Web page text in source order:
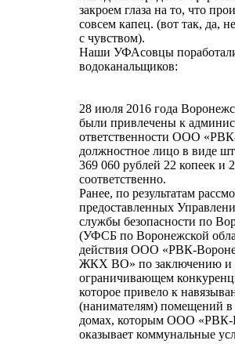
закроем глаза на то, что
совсем капец. (вот так, да,
с чувством).
Наши УФАсовцы
водоканальщиков:
28 июля 2016 года
были привлечены к
ответственности ООО
должностное лицо в виде
369 060 рублей 22 копеек и
соответственно.
Ранее, по результатам
предоставленных
службы безопасности по
(УФСБ по Воронежской
действия ООО «РВК-
ЖКХ ВО» по заключению и
ограничивающем
которое привело к
(нанимателям) помещений
домах, которым ООО «РВК-
оказывает коммунальные